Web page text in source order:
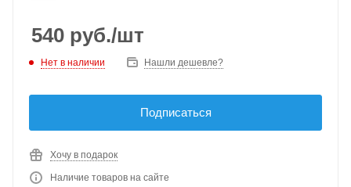
540 руб./шт
Нет в наличии Нашли дешевле?
Подписаться
Хочу в подарок
Наличие товаров на сайте